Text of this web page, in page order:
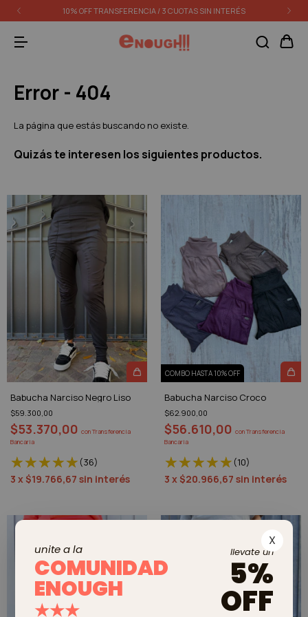
10% OFF TRANSFERENCIA / 3 CUOTAS SIN INTERÉS
Error - 404
La página que estás buscando no existe.
Quizás te interesen los siguientes productos.
Babucha Narciso Negro Liso
$59.300,00
$53.370,00 conTransferencia
Bancaria
(36)
3 x $19.766,67 sin interés
COMBO HASTA 10% OFF
Babucha Narciso Croco
$62.900,00
$56.610,00 conTransferencia
Bancaria
(10)
3 x $20.966,67 sin interés
X
unite a la
COMUNIDAD
ENOUGH
★★★
llevate un
5%
OFF